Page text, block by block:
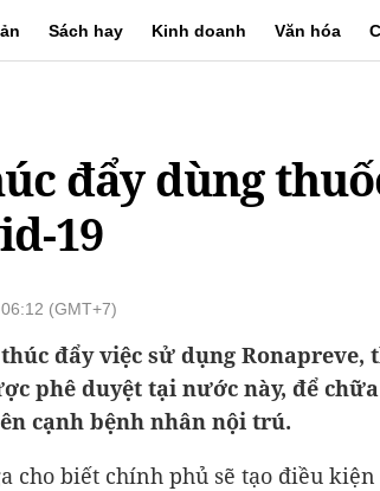
Sách hay Kinh doanh Văn hóa
đẩy dùng
19
(GMT+7)
đẩy việc sử dụng Ronapreve,
phê duyệt tại nước này, để
cạnh bệnh nhân nội trú.
cho biết chính phủ sẽ tạo điều kiện